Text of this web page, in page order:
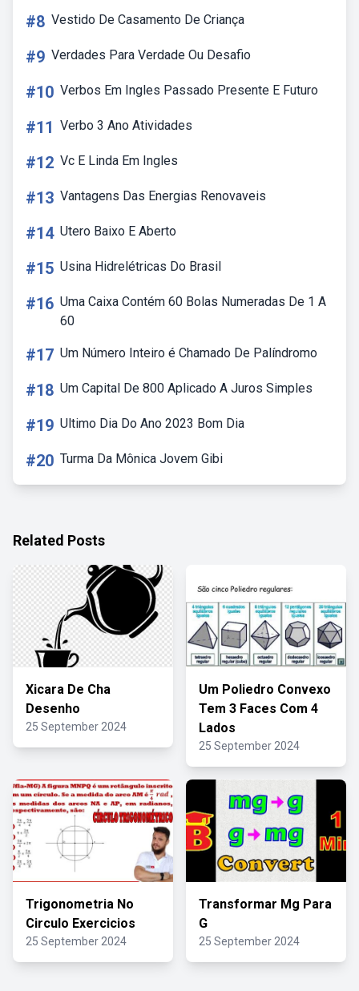
#8 Vestido De Casamento De Criança
#9 Verdades Para Verdade Ou Desafio
#10 Verbos Em Ingles Passado Presente E Futuro
#11 Verbo 3 Ano Atividades
#12 Vc E Linda Em Ingles
#13 Vantagens Das Energias Renovaveis
#14 Utero Baixo E Aberto
#15 Usina Hidrelétricas Do Brasil
#16 Uma Caixa Contém 60 Bolas Numeradas De 1 A
60
#17 Um Número Inteiro é Chamado De Palíndromo
#18 Um Capital De 800 Aplicado A Juros Simples
#19 Ultimo Dia Do Ano 2023 Bom Dia
#20 Turma Da Mônica Jovem Gibi
Related Posts
Xicara De Cha
Desenho
25 September 2024
Um Poliedro Convexo
Tem 3 Faces Com 4
Lados
25 September 2024
Trigonometria No
Circulo Exercicios
25 September 2024
Transformar Mg Para
G
25 September 2024